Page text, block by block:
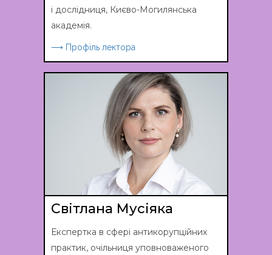
і дослідниця, Києво-Могилянська
академія.
⟶ Профіль лектора
Світлана Мусіяка
Експертка в сфері антикорупційних
практик, очільниця уповноваженого